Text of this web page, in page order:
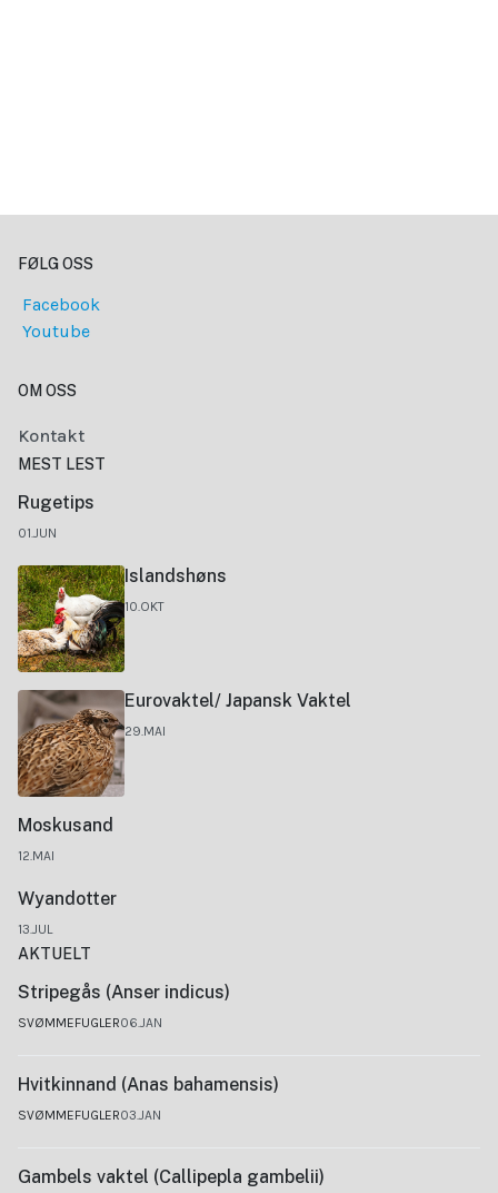
FØLG OSS
Facebook
Youtube
OM OSS
Kontakt
MEST LEST
Rugetips
01.JUN
Islandshøns
10.OKT
Eurovaktel/ Japansk Vaktel
29.MAI
Moskusand
12.MAI
Wyandotter
13.JUL
AKTUELT
Stripegås (Anser indicus)
SVØMMEFUGLER06.JAN
Hvitkinnand (Anas bahamensis)
SVØMMEFUGLER03.JAN
Gambels vaktel (Callipepla gambelii)